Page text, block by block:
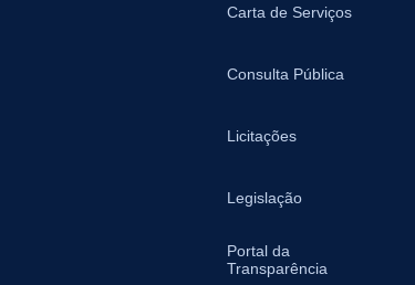
Carta de Serviços
Consulta Pública
Licitações
Legislação
Portal da
Transparência